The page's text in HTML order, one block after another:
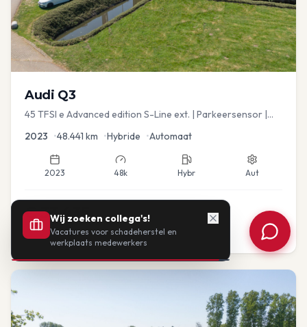
Audi Q3
45 TFSI e Advanced edition S-Line ext. | Parkeersensor |
2023 •48.441 km •Hybride •Automaat
2023 48k Hybr Aut
€33.435
of vanaf: €693/mnd BTW
Wij zoeken collega's!
Vacatures voor schadeherstel en
werkplaats medewerkers